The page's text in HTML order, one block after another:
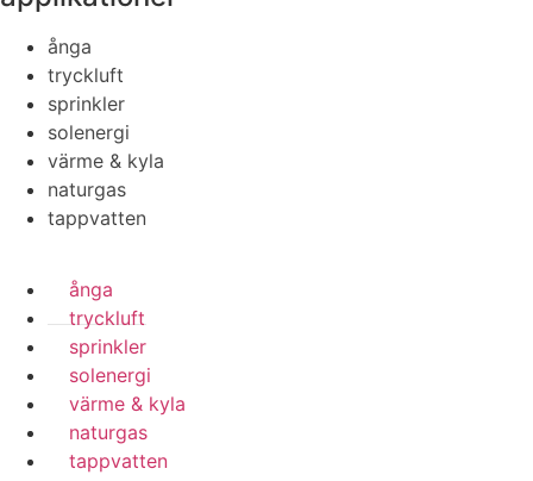
ånga
tryckluft
sprinkler
solenergi
värme & kyla
naturgas
tappvatten
ånga
tryckluft
sprinkler
solenergi
värme & kyla
naturgas
tappvatten